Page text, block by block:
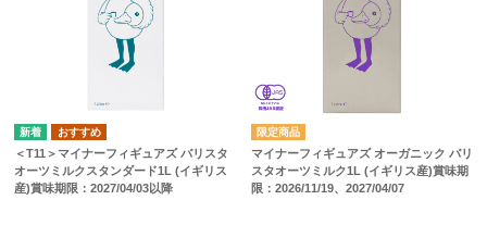
＜T11＞マイナーフィギュアズ バリスタ
オーツミルクスタンダード1L (イギリス
産)賞味期限：2027/04/03以降
マイナーフィギュアズ オーガニック バリ
スタオーツミルク1L (イギリス産)賞味期
限：2026/11/19、2027/04/07